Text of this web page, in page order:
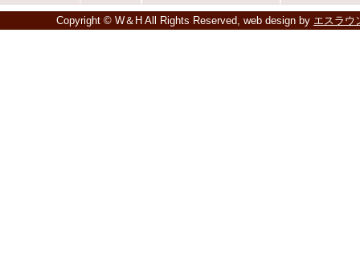
Copyright © W＆H All Rights Reserved, web design by エスラウ